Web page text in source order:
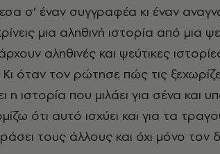
σ’ έναν συγγραφέα κι έναν
μια αληθινή ιστορία από μια
αληθινές και ψεύτικες
Κι όταν τον ρώτησε πώς τις
ιστορία που μιλάει για σένα και
ότι αυτό ισχύει και για τα
τους άλλους και όχι μόνο τον